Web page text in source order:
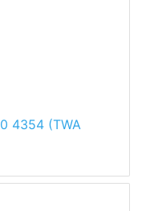
4354 (TWA